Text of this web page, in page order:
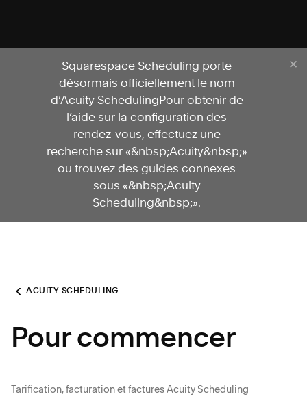
Squarespace Scheduling porte
désormais officiellement le nom
d’Acuity SchedulingPour obtenir de
l’aide sur la configuration des
rendez-vous, effectuez une
recherche sur «&nbsp;Acuity&nbsp;»
ou trouvez des guides connexes
sous «&nbsp;Acuity
Scheduling&nbsp;».
ACUITY SCHEDULING
Pour commencer
Tarification, facturation et factures Acuity Scheduling